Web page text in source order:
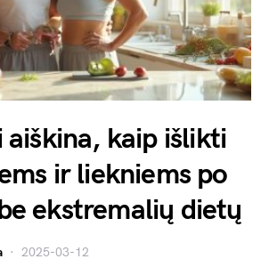
aiškina, kaip išlikti
ir liekniems po
ekstremalių dietų
2025-03-12